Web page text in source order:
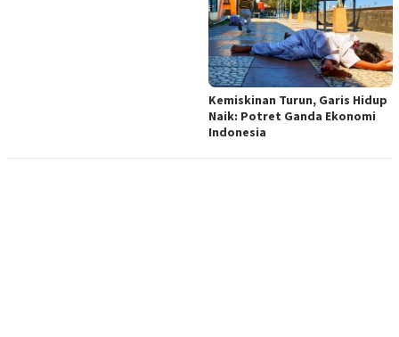
Kemiskinan Turun, Garis Hidup
Naik: Potret Ganda Ekonomi
Indonesia